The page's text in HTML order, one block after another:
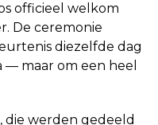
officieel welkom
De ceremonie
diezelfde dag
— maar om een heel
die werden gedeeld